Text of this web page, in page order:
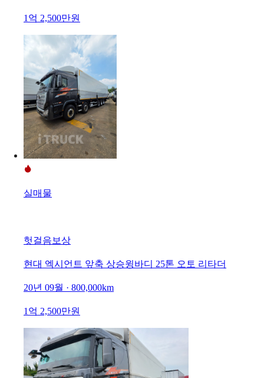
1억 2,500만원
실매물
헛걸음보상
현대 엑시언트 앞축 상승윙바디 25톤 오토 리타더
20년 09월 · 800,000km
1억 2,500만원